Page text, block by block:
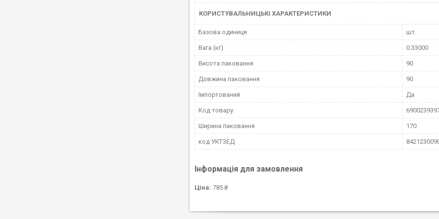
КОРИСТУВАЛЬНИЦЬКІ ХАРАКТЕРИСТИКИ
Базова одиниця шт.
Вага (кг) 0.33000
Висота паковання 90
Довжина паковання 90
Імпортований Да
Код товару
Ширина паковання 170
код УКТЗЕД
Інформація для замовлення
Ціна: 785 ₴